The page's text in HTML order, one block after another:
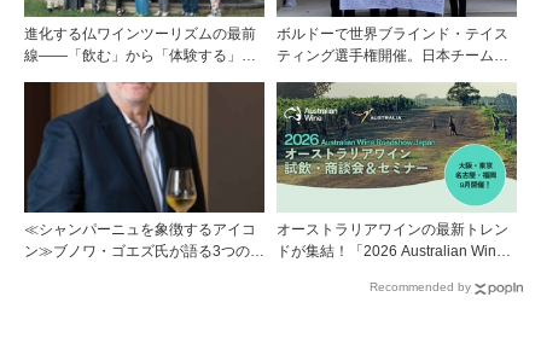
進化する仏ワインツーリズムの最前
線――「飲む」から「体験する」プ
フランスのドメーヌグループ組織が
描く、五感で深掘りする次世代のテ
ロワール体験
ボルドーで世界ブラインド・テイス
ティング選手権開催。日本チームが4
≪シャンパーニュを象徴するアイコ
ン≫ブノワ・ゴエズ氏が語る3つのキ
オーストラリアワインの最新トレン
ドが集結！「2026 Australian Wine
Recommended by